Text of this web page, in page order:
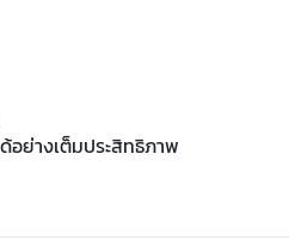
อย่างเต็มประสิทธิภาพ